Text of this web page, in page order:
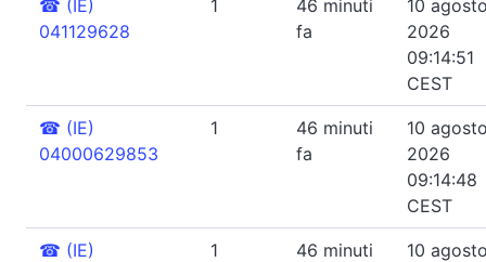
☎ (IE)
041129628
1
46 minuti
fa
10
2026
09:14:51
CEST
☎ (IE)
04000629853
1
46 minuti
fa
10
2026
09:14:48
CEST
☎ (IE)
1
46 minuti
10